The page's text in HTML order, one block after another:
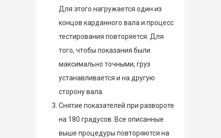
Для этого нагружается один из
концов карданного вала и процесс
тестирования повторяется. Для
того, чтобы показания были
максимально точными, груз
устанавливается и на другую
сторону вала.
Снятие показателей при развороте
на 180 градусов. Все описанные
выше процедуры повторяются на